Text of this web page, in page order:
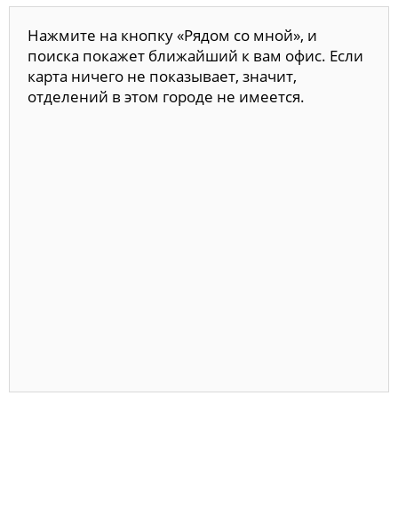
Нажмите на кнопку «Рядом со мной», и
поиска покажет ближайший к вам офис. Если
карта ничего не показывает, значит,
отделений в этом городе не имеется.